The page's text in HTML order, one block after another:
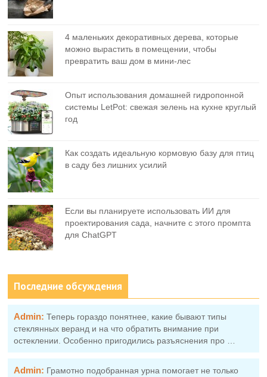
4 маленьких декоративных дерева, которые
можно вырастить в помещении, чтобы
превратить ваш дом в мини-лес
Опыт использования домашней гидропонной
системы LetPot: свежая зелень на кухне круглый
год
Как создать идеальную кормовую базу для птиц
в саду без лишних усилий
Если вы планируете использовать ИИ для
проектирования сада, начните с этого промпта
для ChatGPT
Последние обсуждения
Admin: Теперь гораздо понятнее, какие бывают типы
стеклянных веранд и на что обратить внимание при
остеклении. Особенно пригодились разъяснения про …
Admin: Грамотно подобранная урна помогает не только